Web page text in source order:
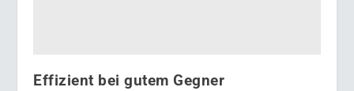
Effizient bei gutem Gegner